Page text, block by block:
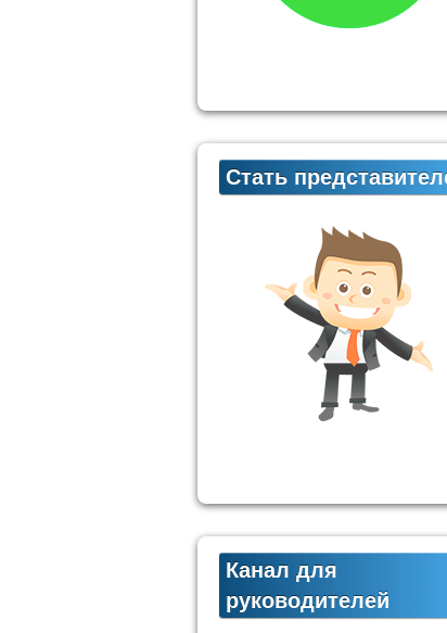
Стать
Канал для
руководителей